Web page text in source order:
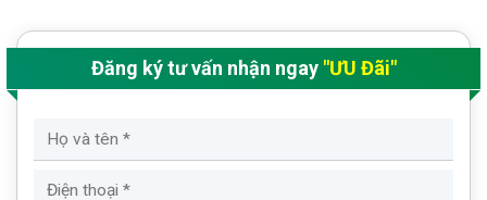
Đăng ký tư vấn nhận ngay "ƯU Đãi"